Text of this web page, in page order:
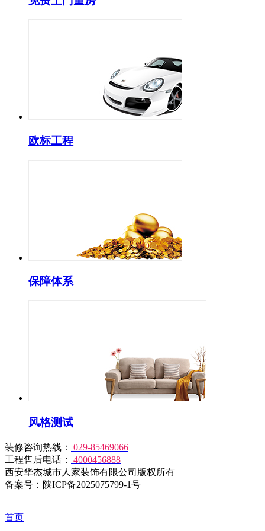
欧标工程
保障体系
风格测试
装修咨询热线：
029-85469066
工程售后电话：
4000456888
西安华杰城市人家装饰有限公司版权所有
备案号：陕ICP备2025075799-1号
首页